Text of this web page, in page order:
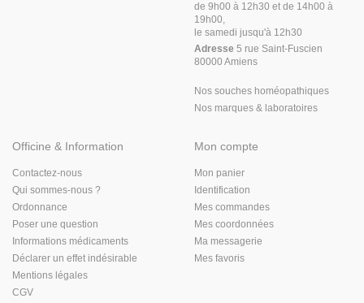
de 9h00 à 12h30 et de 14h00 à
19h00,
le samedi jusqu'à 12h30
Adresse 5 rue Saint-Fuscien
80000 Amiens
Nos souches homéopathiques
Nos marques & laboratoires
Officine & Information
Contactez-nous
Qui sommes-nous ?
Ordonnance
Poser une question
Informations médicaments
Déclarer un effet indésirable
Mentions légales
CGV
Mon compte
Mon panier
Identification
Mes commandes
Mes coordonnées
Ma messagerie
Mes favoris